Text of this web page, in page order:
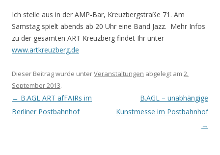
Ich stelle aus in der AMP-Bar, Kreuzbergstraße 71. Am
Samstag spielt abends ab 20 Uhr eine Band Jazz. Mehr Infos
zu der gesamten ART Kreuzberg findet Ihr unter
www.artkreuzberg.de
Dieser Beitrag wurde unterVeranstaltungen abgelegt am 2.
September 2013.
Artikel-
Navigation
← B.AGL ART afFAIRs im
Berliner Postbahnhof
B.AGL – unabhängige
Kunstmesse im Postbahnhof
→